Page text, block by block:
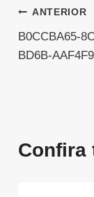
de
ANTERIOR
B0CCBA65-
BD6B-
Confira